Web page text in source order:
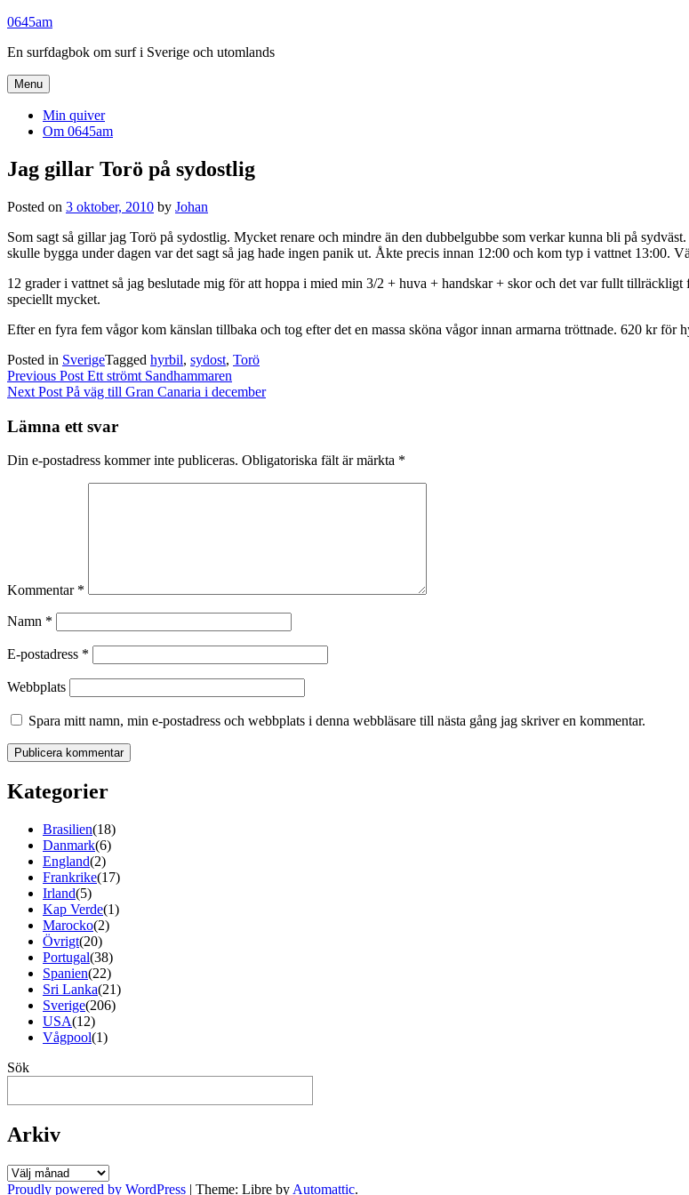
Skip
content
0645am
En surfdagbok om surf i Sverige och utomlands
Menu
Min quiver
Om 0645am
Jag gillar Torö på sydostlig
Posted on 3 oktober, 2010 by Johan
Som sagt så gillar jag Torö på sydostlig. Mycket renare och mindre än den dubbelgubbe som verkar kunna bli på
skulle bygga under dagen var det sagt så jag hade ingen panik ut. Åkte precis innan 12:00 och kom typ i vattnet 13:00.
12 grader i vattnet så jag beslutade mig för att hoppa i mied min 3/2 + huva + handskar + skor och det var fullt
speciellt mycket.
Efter en fyra fem vågor kom känslan tillbaka och tog efter det en massa sköna vågor innan armarna tröttnade. 620 kr
Posted in SverigeTagged hyrbil, sydost, Torö
Inläggsnavigering
Previous Post Ett strömt Sandhammaren
Next Post På väg till Gran Canaria i december
Lämna ett svar
Din e-postadress kommer inte publiceras. Obligatoriska fält är märkta *
Kommentar *
Namn *
E-postadress *
Webbplats
Spara mitt namn, min e-postadress och webbplats i denna webbläsare till nästa gång jag skriver en kommentar.
Kategorier
Brasilien(18)
Danmark(6)
England(2)
Frankrike(17)
Irland(5)
Kap Verde(1)
Marocko(2)
Övrigt(20)
Portugal(38)
Spanien(22)
Sri Lanka(21)
Sverige(206)
USA(12)
Vågpool(1)
Sök
Arkiv
Arkiv
Proudly powered by WordPress | Theme: Libre by Automattic.